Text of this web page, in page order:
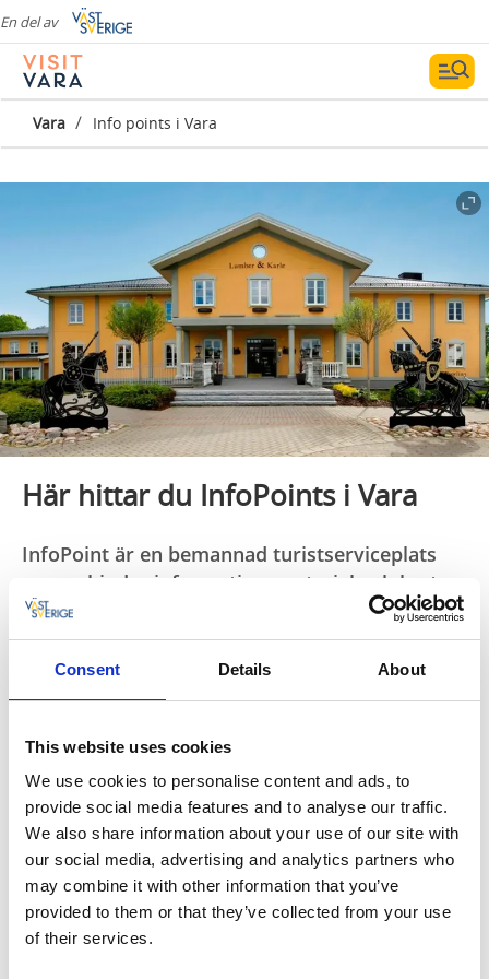
Consent Details About
This website uses cookies
We use cookies to personalise content and ads, to
provide social media features and to analyse our traffic.
We also share information about your use of our site with
our social media, advertising and analytics partners who
may combine it with other information that you’ve
provided to them or that they’ve collected from your use
of their services.
En del av
Vara / Info points i Vara
Här hittar du InfoPoints i Vara
InfoPoint är en bemannad turistserviceplats
som erbjuder informationsmaterial och kartor.
Här kan du som besökare få tips om
besöksmål, aktiviteter och tillgängliga tjänster,
samt få svar på eventuella frågor.
värdföretaget. Vill ni som besökare ha information på
andra tider på dygnet hänvisar vi att söka på vår
hemsida.
På följande platser i Vara finns en InfoPoint:
Vara kontaktcenter , Stora Torget 8, Vara
Vara Folkbibliotek